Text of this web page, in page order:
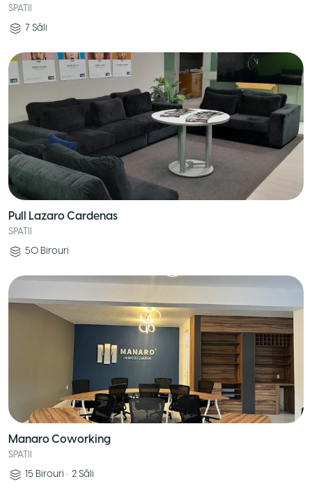
SPATII
7 Săli
Pull Lazaro Cardenas
SPATII
50 Birouri
Manaro Coworking
SPATII
15 Birouri • 2 Săli